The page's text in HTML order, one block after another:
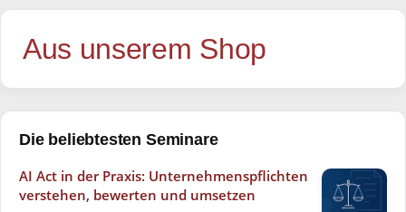
Aus unserem Shop
Die beliebtesten Seminare
AI Act in der Praxis: Unternehmenspflichten
verstehen, bewerten und umsetzen